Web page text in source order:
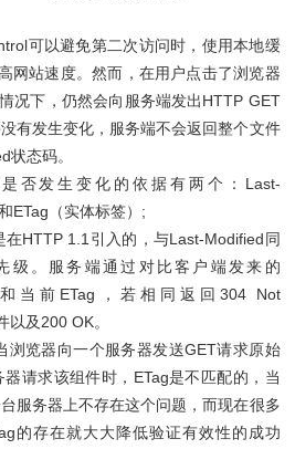
可以避免第二次访问时，使用本地缓
网站速度。然而，在用户点击了浏览器
况下，仍然会向服务端发出HTTP GET
有发生变化，服务端不会返回整个文件
状态码。
发生变化的依据有两个：Last-
ETag（实体标签）;
HTTP 1.1引入的，与Last-Modified同
级。服务端通过对比客户端发来的
和当前ETag，若相同返回304 Not
及200 OK。
览器向一个服务器发送GET请求原始
请求该组件时，ETag是不匹配的，当
服务器上不存在这个问题，而现在很多
的存在就大大降低验证有效性的成功